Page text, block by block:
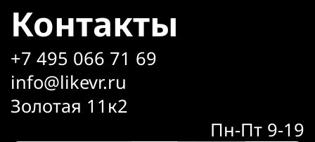
Контакты
+7 495 066 71 69
info@likevr.ru
Золотая 11к2
Пн-Пт 9-19